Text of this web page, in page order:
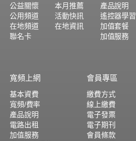
公益關懷
公用頻道
在地頻道
聯名卡
本月推薦
活動快訊
在地資訊
產品說明
遙控器學習
加值套餐
加值服務
寬頻上網
基本資費
寬頻/費率
產品說明
電路出租
加值服務
會員專區
繳費方式
線上繳費
電子發票
電子期刊
會員條款